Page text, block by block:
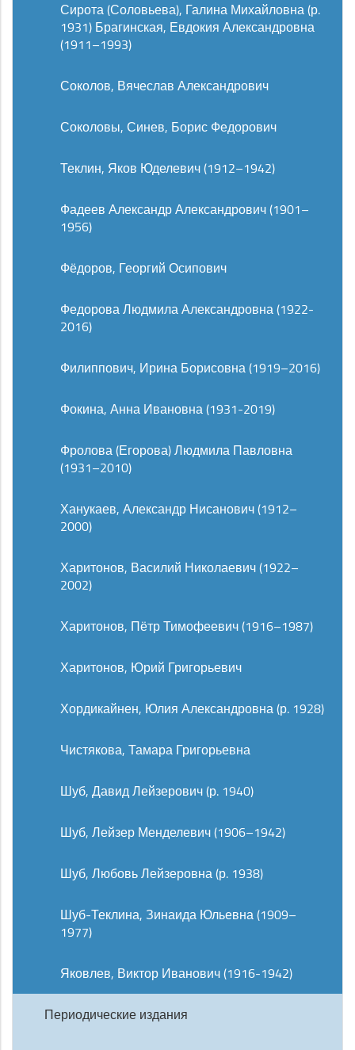
Сирота (Соловьева), Галина Михайловна (р.
1931) Брагинская, Евдокия Александровна
(1911–1993)
Соколов, Вячеслав Александрович
Соколовы, Синев, Борис Федорович
Теклин, Яков Юделевич (1912–1942)
Фадеев Александр Александрович (1901–
1956)
Фёдоров, Георгий Осипович
Федорова Людмила Александровна (1922-
2016)
Филиппович, Ирина Борисовна (1919–2016)
Фокина, Анна Ивановна (1931-2019)
Фролова (Егорова) Людмила Павловна
(1931–2010)
Ханукаев, Александр Нисанович (1912–
2000)
Харитонов, Василий Николаевич (1922–
2002)
Харитонов, Пётр Тимофеевич (1916–1987)
Харитонов, Юрий Григорьевич
Хордикайнен, Юлия Александровна (р. 1928)
Чистякова, Тамара Григорьевна
Шуб, Давид Лейзерович (р. 1940)
Шуб, Лейзер Менделевич (1906–1942)
Шуб, Любовь Лейзеровна (р. 1938)
Шуб-Теклина, Зинаида Юльевна (1909–
1977)
Яковлев, Виктор Иванович (1916-1942)
Периодические издания